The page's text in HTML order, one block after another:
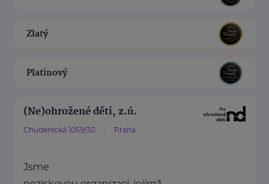
Zlatý
Platinový
(Ne)ohrožené děti, z.ú.
Chudenická 1059/30 Praha
Jsme